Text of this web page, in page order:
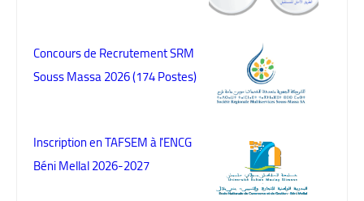
Concours de Recrutement SRM
Souss Massa 2026 (174 Postes)
Inscription en TAFSEM à l'ENCG
Béni Mellal 2026-2027